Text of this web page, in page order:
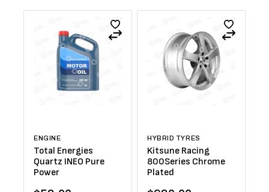
ENGINE
Total Energies
Quartz INEO Pure
Power
HYBRID TYRES
Kitsune Racing
800Series Chrome
Plated